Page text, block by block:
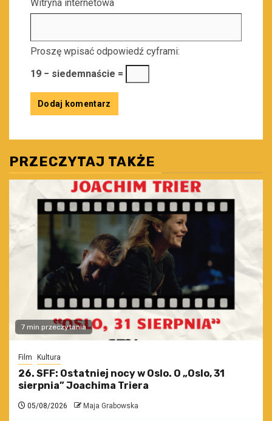
Witryna internetowa
Proszę wpisać odpowiedź cyframi:
19 − siedemnaście =
PRZECZYTAJ TAKŻE
7 min przeczytania
Film Kultura
26. SFF: Ostatniej nocy w Oslo. O „Oslo, 31
sierpnia” Joachima Triera
05/08/2026 Maja Grabowska